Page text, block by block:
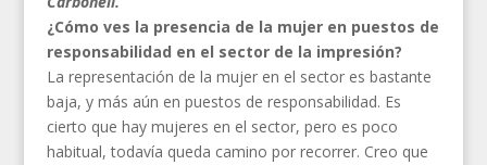
¿Cómo ves la presencia de la mujer en puestos de
responsabilidad en el sector de la impresión?
La representación de la mujer en el sector es bastante
baja, y más aún en puestos de responsabilidad. Es
cierto que hay mujeres en el sector, pero es poco
habitual, todavía queda camino por recorrer. Creo que